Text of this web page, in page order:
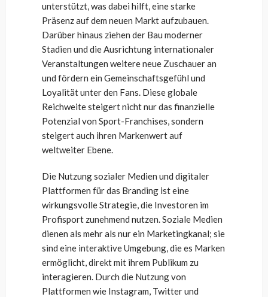
unterstützt, was dabei hilft, eine starke
Präsenz auf dem neuen Markt aufzubauen.
Darüber hinaus ziehen der Bau moderner
Stadien und die Ausrichtung internationaler
Veranstaltungen weitere neue Zuschauer an
und fördern ein Gemeinschaftsgefühl und
Loyalität unter den Fans. Diese globale
Reichweite steigert nicht nur das finanzielle
Potenzial von Sport-Franchises, sondern
steigert auch ihren Markenwert auf
weltweiter Ebene.
Die Nutzung sozialer Medien und digitaler
Plattformen für das Branding ist eine
wirkungsvolle Strategie, die Investoren im
Profisport zunehmend nutzen. Soziale Medien
dienen als mehr als nur ein Marketingkanal; sie
sind eine interaktive Umgebung, die es Marken
ermöglicht, direkt mit ihrem Publikum zu
interagieren. Durch die Nutzung von
Plattformen wie Instagram, Twitter und